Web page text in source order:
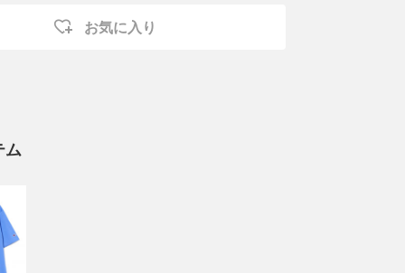
お気に入り
ム